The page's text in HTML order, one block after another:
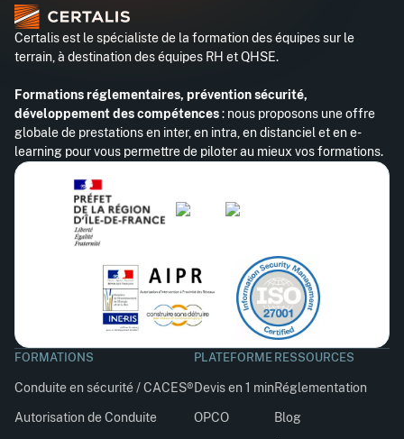
Certalis est le spécialiste de la formation des équipes sur le
terrain, à destination des équipes RH et QHSE.
Formations réglementaires, prévention sécurité,
développement des compétences: nous proposons une offre
globale de prestations en inter, en intra, en distanciel et en e-
learning pour vous permettre de piloter au mieux vos formations.
FORMATIONS
Conduite en sécurité / CACES®
Autorisation de Conduite
PLATEFORME
Devis en 1 min
OPCO
RESSOURCES
Réglementation
Blog